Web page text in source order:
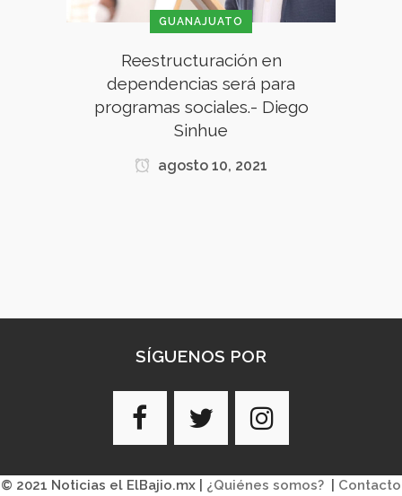
GUANAJUATO
Reestructuración en
dependencias será para
programas sociales.- Diego
Sinhue
agosto 10, 2021
SÍGUENOS POR
© 2021 Noticias el ElBajio.mx | ¿Quiénes somos? Contacto